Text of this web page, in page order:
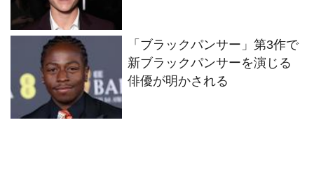
「ブラックパンサー」第3作で
新ブラックパンサーを演じる
俳優が明かされる